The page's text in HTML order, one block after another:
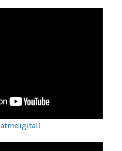
atmdigital1